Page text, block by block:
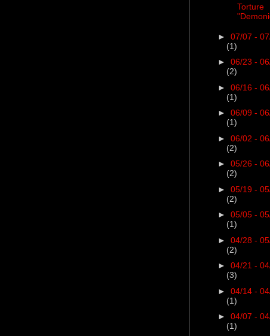
Torture
► 07/07 -
(1)
► 06/23 -
(2)
► 06/16 -
(1)
► 06/09 -
(1)
► 06/02 -
(2)
► 05/26 -
(2)
► 05/19 -
(2)
► 05/05 -
(1)
► 04/28 -
(2)
► 04/21 -
(3)
► 04/14 -
(1)
► 04/07 -
(1)